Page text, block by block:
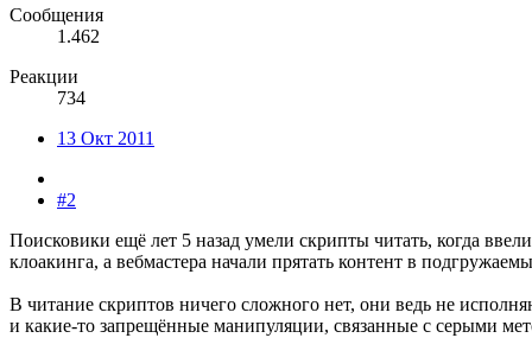
Сообщения
1.462
Реакции
734
13 Окт 2011
#2
Поисковики ещё лет 5 назад умели скрипты читать, когда
клоакинга, а вебмастера начали прятать контент в
В читание скриптов ничего сложного нет, они ведь не
и какие-то запрещённые манипуляции, связанные с серыми